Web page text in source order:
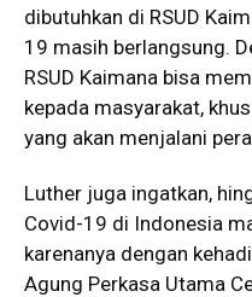
dibutuhkan di RSUD
19 masih berlangsung.
RSUD Kaimana bisa
kepada masyarakat,
yang akan menjalani
Luther juga ingatkan,
Covid-19 di Indonesia
karenanya dengan
Agung Perkasa Utama